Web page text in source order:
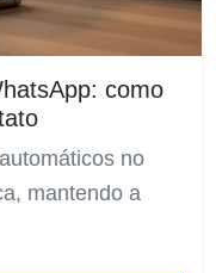
como
no
mantendo a